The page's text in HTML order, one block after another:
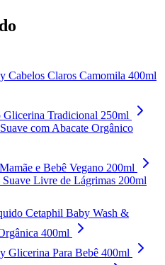
Cabelos Claros Camomila 400ml
Glicerina Tradicional 250ml
com Abacate Orgânico
e Bebê Vegano 200ml
Livre de Lágrimas 200ml
Cetaphil Baby Wash &
400ml
Glicerina Para Bebê 400ml